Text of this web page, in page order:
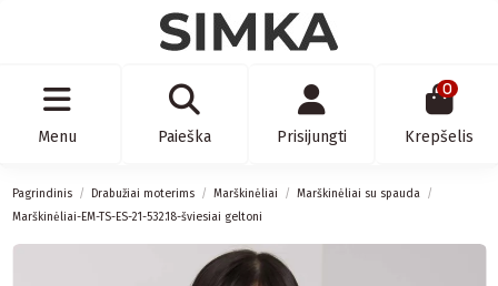
Menu Paieška Prisijungti
0
Krepšelis
Pagrindinis Drabužiai moterims Marškinėliai
Marškinėliai su spauda
Marškinėliai-EM-TS-ES-21-532.18-šviesiai geltoni